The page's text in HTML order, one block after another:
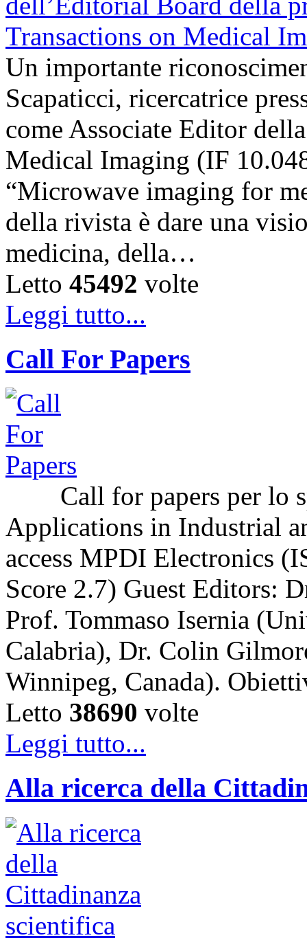
Un importante
Scapaticci, ricercatrice
come Associate Editor
Medical Imaging (IF
“Microwave imaging for
della rivista è dare una
medicina, della…
Letto 45492 volte
Leggi tutto...
Call For Papers
Call for papers per lo
Applications in Industrial
access MPDI Electronics
Score 2.7) Guest Editors:
Prof. Tommaso Isernia
Calabria), Dr. Colin
Winnipeg, Canada).
Letto 38690 volte
Leggi tutto...
Alla ricerca della